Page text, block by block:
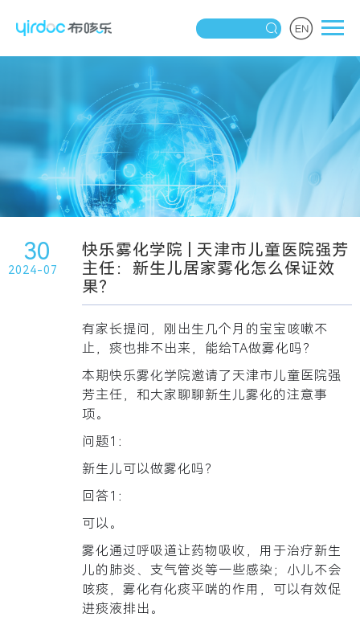
30
2024-07
快乐雾化学院 | 天津市儿童医院强芳
主任：新生儿居家雾化怎么保证效
果？
有家长提问，刚出生几个月的宝宝咳嗽不
止，痰也排不出来，能给TA做雾化吗？
本期快乐雾化学院邀请了 天津市儿童医院强
芳主任 ，和大家聊聊新生儿雾化的注意事
项。
问题1：
新生儿可以做雾化吗？
回答1：
可以。
雾化通过呼吸道让药物吸收，用于治疗新生
儿的肺炎、支气管炎等一些感染；小儿不会
咳痰，雾化有化痰平喘的作用，可以有效促
进痰液排出。